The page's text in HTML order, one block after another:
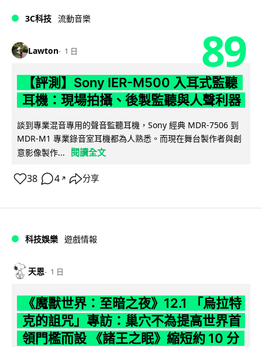
3C科技 流動音樂
Lawton 1 日 89
【評測】Sony IER-M500 入耳式監聽
耳機：現場拍攝、後製監聽與人聲利器
談到專業混音專用的聲音監聽耳機，Sony 經典 MDR-7506 到
MDR-M1 專業錄音室耳機都為人熟悉。而現在舞台製作者與創
意影像製作...
閱讀全文
38 4 ↗ 分享
科技娛樂 遊戲情報
天恩 1 日
《魔獸世界：至暗之夜》12.1 「烏拉特
克的詛咒」專訪：巢穴不為提高世界首
領門檻而設 《諸王之眠》縮短約 10 分